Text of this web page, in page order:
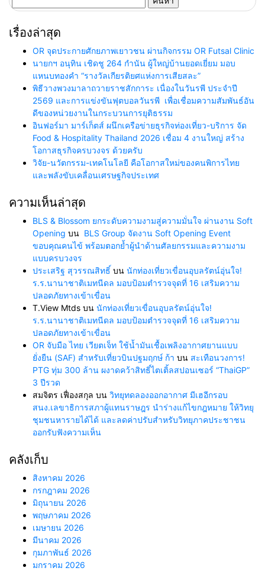
สำหรับ:
เรื่องล่าสุด
OR จุดประกายศักยภาพเยาวชน ผ่านกิจกรรม OR Futsal Clinic
นายกฯ อนุทิน เชิดชู 264 กำนัน ผู้ใหญ่บ้านยอดเยี่ยม มอบ
แหนบทองคำ “รางวัลเกียรติยศแห่งการเสียสละ”
พิธีวางพวงมาลาถวายราชสักการะ เนื่องในวันรพี ประจำปี
2569 และการแข่งขันฟุตบอลวันรพี เพื่อเชื่อมความสัมพันธ์อัน
ดีของหน่วยงานในกระบวนการยุติธรรม
อินฟอร์มา มาร์เก็ตส์ ผนึกเครือข่ายธุรกิจท่องเที่ยว-บริการ จัด
Food & Hospitality Thailand 2026 เชื่อม 4 งานใหญ่ สร้าง
โอกาสธุรกิจครบวงจร ด้วยครับ
วิจัย-นวัตกรรม-เทคโนโลยี คือโอกาสใหม่ของคนพิการไทย
และพลังขับเคลื่อนเศรษฐกิจประเทศ
ความเห็นล่าสุด
BLS & Blossom ยกระดับความงามสู่ความมั่นใจ ผ่านงาน Soft
Opening บน BLS Group จัดงาน Soft Opening Event
ขอบคุณคนไข้ พร้อมตอกย้ำผู้นำด้านศัลยกรรมและความงาม
แบบครบวงจร
ประเสริฐ สุวรรณสิทธิ์ บน นักท่องเที่ยวเขื่อนอุบลรัตน์อุ่นใจ!
ร.ร.นานาชาติเมทนีดล มอบป้อมตำรวจจุดที่ 16 เสริมความ
ปลอดภัยทางเข้าเขื่อน
T.View Mtds บน นักท่องเที่ยวเขื่อนอุบลรัตน์อุ่นใจ!
ร.ร.นานาชาติเมทนีดล มอบป้อมตำรวจจุดที่ 16 เสริมความ
ปลอดภัยทางเข้าเขื่อน
OR จับมือ ไทย เวียตเจ็ท ใช้น้ำมันเชื้อเพลิงอากาศยานแบบ
ยั่งยืน (SAF) สำหรับเที่ยวบินปฐมฤกษ์ ก้า บน สะเทือนวงการ!
PTG ทุ่ม 300 ล้าน ผงาดคว้าสิทธิ์ไตเติ้ลสปอนเซอร์ “ThaiGP”
3 ปีรวด
สมจิตร เฟื่องสกุล บน วิทยุทดลองออกอากาศ มีเฮอีกรอบ
สนง.เลขาธิการสภาผู้แทนราษฎร นำร่างแก้ไขกฎหมาย ให้วิทยุ
ชุมชนหารายได้ได้ และลดค่าปรับสำหรับวิทยุภาคประชาชน
ออกรับฟังความเห็น
คลังเก็บ
สิงหาคม 2026
กรกฎาคม 2026
มิถุนายน 2026
พฤษภาคม 2026
เมษายน 2026
มีนาคม 2026
กุมภาพันธ์ 2026
มกราคม 2026